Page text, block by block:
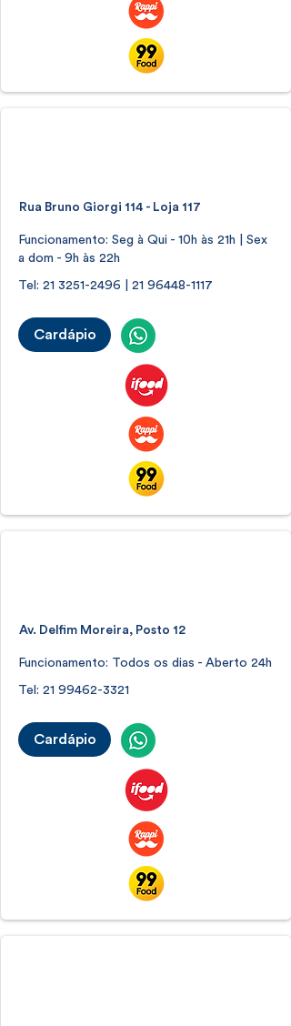
Rua Bruno Giorgi 114 - Loja 117
Funcionamento: Seg à Qui - 10h às 21h | Sex
a dom - 9h às 22h
Tel: 21 3251-2496 21 96448-1117
Cardápio
Av. Delfim Moreira, Posto 12
Funcionamento: Todos os dias - Aberto 24h
Tel: 21 99462-3321
Cardápio